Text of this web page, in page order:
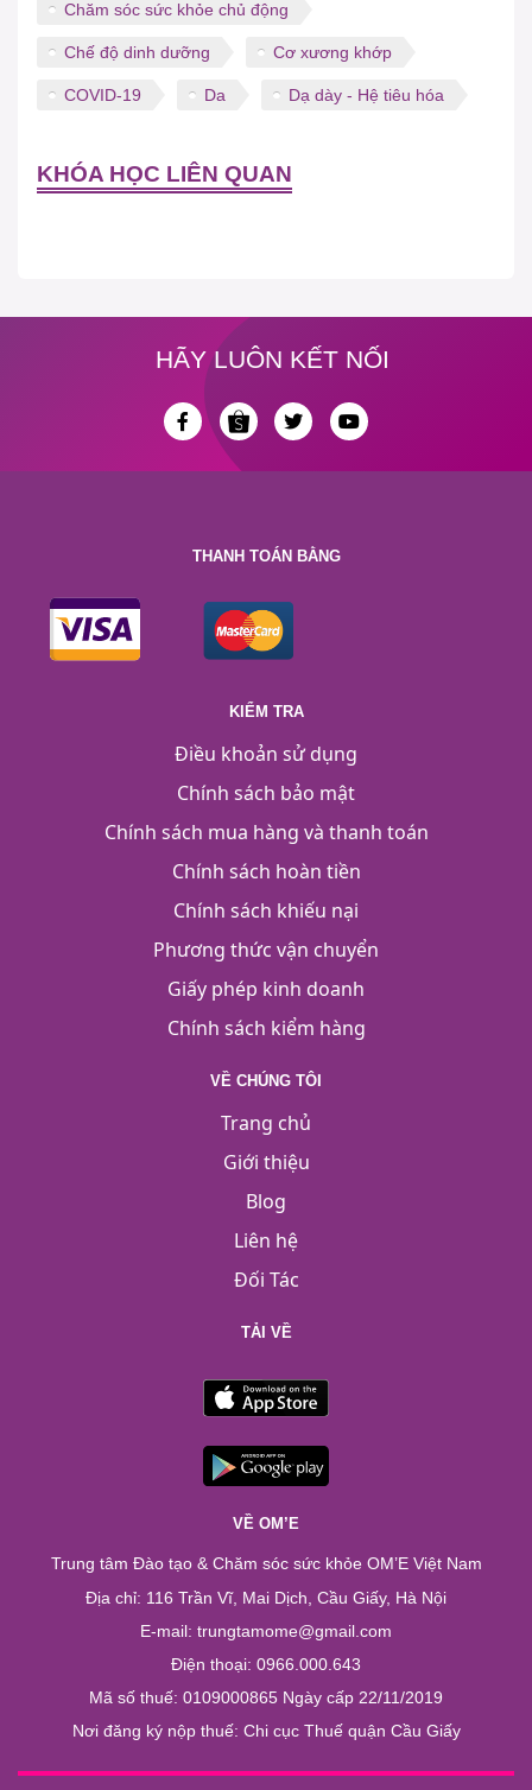
Chăm sóc sức khỏe chủ động
Chế độ dinh dưỡng Cơ xương khớp
COVID-19 Da Dạ dày - Hệ tiêu hóa
KHÓA HỌC LIÊN QUAN
HÃY LUÔN KẾT NỐI
THANH TOÁN BẰNG
KIỂM TRA
Điều khoản sử dụng
Chính sách bảo mật
Chính sách mua hàng và thanh toán
Chính sách hoàn tiền
Chính sách khiếu nại
Phương thức vận chuyển
Giấy phép kinh doanh
Chính sách kiểm hàng
VỀ CHÚNG TÔI
Trang chủ
Giới thiệu
Blog
Liên hệ
Đối Tác
TẢI VỀ
VỀ OM’E
Trung tâm Đào tạo & Chăm sóc sức khỏe OM’E Việt Nam
Địa chỉ: 116 Trần Vĩ, Mai Dịch, Cầu Giấy, Hà Nội
E-mail: trungtamome@gmail.com
Điện thoại: 0966.000.643
Mã số thuế: 0109000865 Ngày cấp 22/11/2019
Nơi đăng ký nộp thuế: Chi cục Thuế quận Cầu Giấy